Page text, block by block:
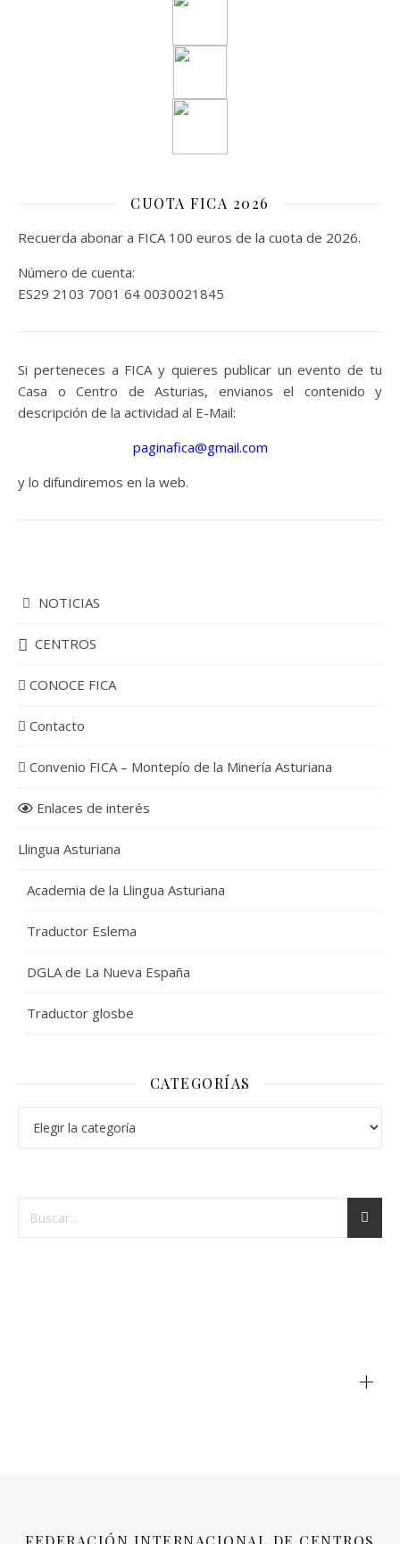
CUOTA FICA 2026
Recuerda abonar a FICA 100 euros de la cuota de 2026.
Número de cuenta:
ES29 2103 7001 64 0030021845
Si perteneces a FICA y quieres publicar un evento de tu
Casa o Centro de Asturias, envianos el contenido y
descripción de la actividad al E-Mail:
paginafica@gmail.com
y lo difundiremos en la web.
NOTICIAS
CENTROS
CONOCE FICA
Contacto
Convenio FICA – Montepío de la Minería Asturiana
Enlaces de interés
Llingua Asturiana
Academia de la Llingua Asturiana
Traductor Eslema
DGLA de La Nueva España
Traductor glosbe
CATEGORÍAS
+